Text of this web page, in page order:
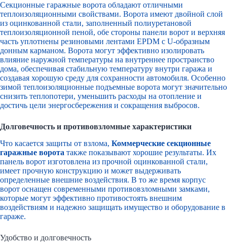
Секционные гаражные ворота обладают отличными
теплоизоляционными свойствами. Ворота имеют двойной слой
из оцинкованной стали, заполненный полиуретановой
теплоизоляционной пеной, обе стороны панели ворот и верхняя
часть уплотнены резиновыми лентами EPDM с U-образным
донным карманом. Ворота могут эффективно изолировать
влияние наружной температуры на внутреннее пространство
дома, обеспечивая стабильную температуру внутри гаража и
создавая хорошую среду для сохранности автомобиля. Особенно
зимой теплоизоляционные подъемные ворота могут значительно
снизить теплопотери, уменьшить расходы на отопление и
достичь цели энергосбережения и сокращения выбросов.
Долговечность и противовзломные характеристики
Что касается защиты от взлома, Коммерческие секционные
гаражные ворота также показывают хорошие результаты. Их
панель ворот изготовлена из прочной оцинкованной стали,
имеет прочную конструкцию и может выдерживать
определенные внешние воздействия. В то же время корпус
ворот оснащен современными противовзломными замками,
которые могут эффективно противостоять внешним
воздействиям и надежно защищать имущество и оборудование в
гараже.
Удобство и долговечность